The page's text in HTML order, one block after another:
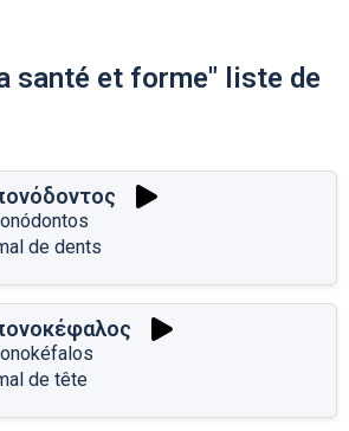
santé et forme" liste de
de dents
de tête